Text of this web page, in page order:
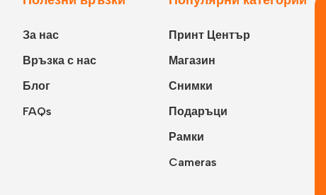
За нас
Връзка с нас
Блог
FAQs
Принт Център
Магазин
Снимки
Подаръци
Рамки
Cameras